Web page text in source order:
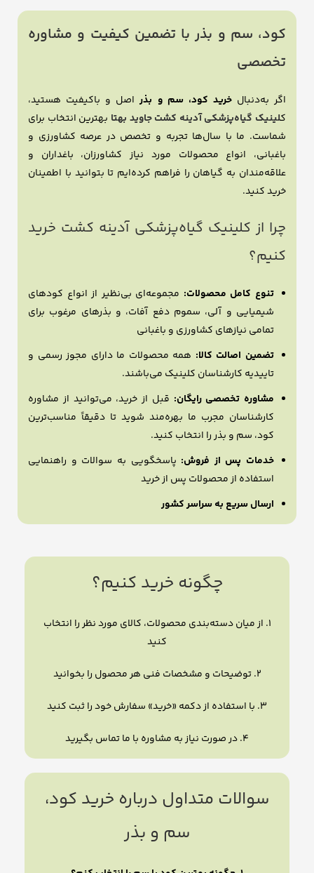
کود، سم و بذر با تضمین کیفیت و مشاوره
تخصصی
اگر به‌دنبالخرید کود، سم و بذراصل و باکیفیت هستید،
کلینیک گیاه‌پزشکی آدینه کشت جاوید بهتا بهترین انتخاب برای
شماست. ما با سال‌ها تجربه و تخصص در عرصه کشاورزی و
باغبانی، انواع محصولات مورد نیاز کشاورزان، باغداران و
علاقه‌مندان به گیاهان را فراهم کرده‌ایم تا بتوانید با اطمینان
خرید کنید.
چرا از کلینیک گیاه‌پزشکی آدینه کشت خرید
کنیم؟
تنوع کامل محصولات: مجموعه‌ای بی‌نظیر از انواع کودهای
شیمیایی و آلی، سموم دفع آفات، و بذرهای مرغوب برای
تمامی نیازهای کشاورزی و باغبانی
تضمین اصالت کالا: همه محصولات ما دارای مجوز رسمی و
تاییدیه کارشناسان کلینیک می‌باشند.
مشاوره تخصصی رایگان: قبل از خرید، می‌توانید از مشاوره
کارشناسان مجرب ما بهره‌مند شوید تا دقیقاً مناسب‌ترین
کود، سم و بذر را انتخاب کنید.
خدمات پس از فروش: پاسخگویی به سوالات و راهنمایی
استفاده از محصولات پس از خرید
ارسال سریع به سراسر کشور
چگونه خرید کنیم؟
۱. از میان دسته‌بندی محصولات، کالای مورد نظر را انتخاب
کنید
۲. توضیحات و مشخصات فنی هر محصول را بخوانید
۳. با استفاده از دکمه «خرید» سفارش خود را ثبت کنید
۴. در صورت نیاز به مشاوره با ما تماس بگیرید
سوالات متداول درباره خرید کود،
سم و بذر